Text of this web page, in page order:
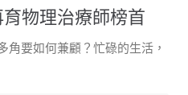
物理治療師榜首
角要如何兼顧？忙碌的生活，